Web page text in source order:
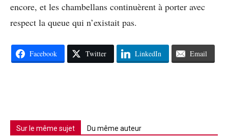
encore, et les chambellans continuèrent à porter avec
respect la queue qui n’existait pas.
Facebook Twitter LinkedIn Email
Sur le même sujet Du même auteur